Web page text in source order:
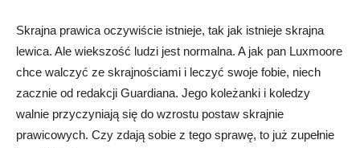
Skrajna prawica oczywiście istnieje, tak jak istnieje skrajna
lewica. Ale wiekszość ludzi jest normalna. A jak pan Luxmoore
chce walczyć ze skrajnościami i leczyć swoje fobie, niech
zacznie od redakcji Guardiana. Jego koleżanki i koledzy
walnie przyczyniają się do wzrostu postaw skrajnie
prawicowych. Czy zdają sobie z tego sprawę, to już zupełnie